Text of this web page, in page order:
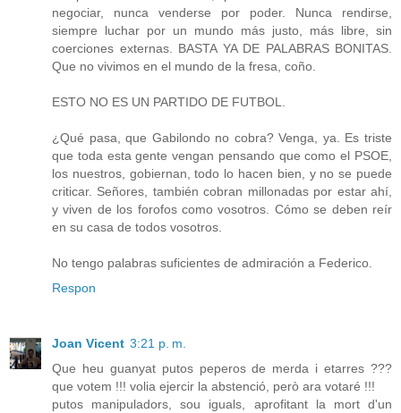
negociar, nunca venderse por poder. Nunca rendirse,
siempre luchar por un mundo más justo, más libre, sin
coerciones externas. BASTA YA DE PALABRAS BONITAS.
Que no vivimos en el mundo de la fresa, coño.
ESTO NO ES UN PARTIDO DE FUTBOL.
¿Qué pasa, que Gabilondo no cobra? Venga, ya. Es triste
que toda esta gente vengan pensando que como el PSOE,
los nuestros, gobiernan, todo lo hacen bien, y no se puede
criticar. Señores, también cobran millonadas por estar ahí,
y viven de los forofos como vosotros. Cómo se deben reír
en su casa de todos vosotros.
No tengo palabras suficientes de admiración a Federico.
Respon
Joan Vicent 3:21 p. m.
Que heu guanyat putos peperos de merda i etarres ???
que votem !!! volia ejercir la abstenció, però ara votaré !!!
putos manipuladors, sou iguals, aprofitant la mort d'un